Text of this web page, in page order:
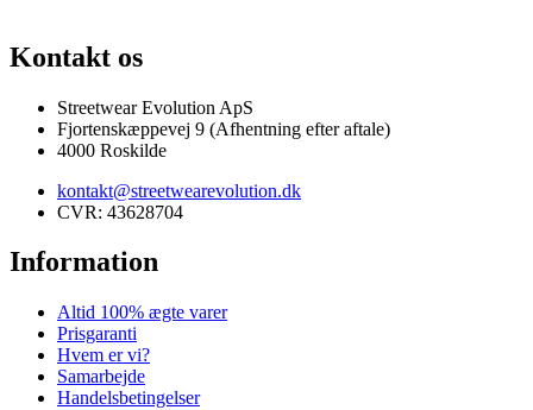
Kontakt os
Streetwear Evolution ApS
Fjortenskæppevej 9 (Afhentning efter aftale)
4000 Roskilde
kontakt@streetwearevolution.dk
CVR: 43628704
Information
Altid 100% ægte varer
Prisgaranti
Hvem er vi?
Samarbejde
Handelsbetingelser